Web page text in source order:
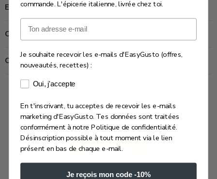
En savoir plus sur ce produit
Combien de temps prend la livraison ?
Comment contacter notre service client ?
Soyez le premier à écrire un avis
Écrire un avis
commande. L'épicerie italienne, livrée chez toi.
Email
Je souhaite recevoir les e-mails d'EasyGusto (offres,
nouveautés, recettes) :
Consentement e-mails marketing
Oui, j'accepte
En t'inscrivant, tu acceptes de recevoir les e-mails
marketing d'EasyGusto. Tes données sont traitées
conformément à notre Politique de confidentialité.
Désinscription possible à tout moment via le lien
présent en bas de chaque e-mail.
Je reçois mon code -10%